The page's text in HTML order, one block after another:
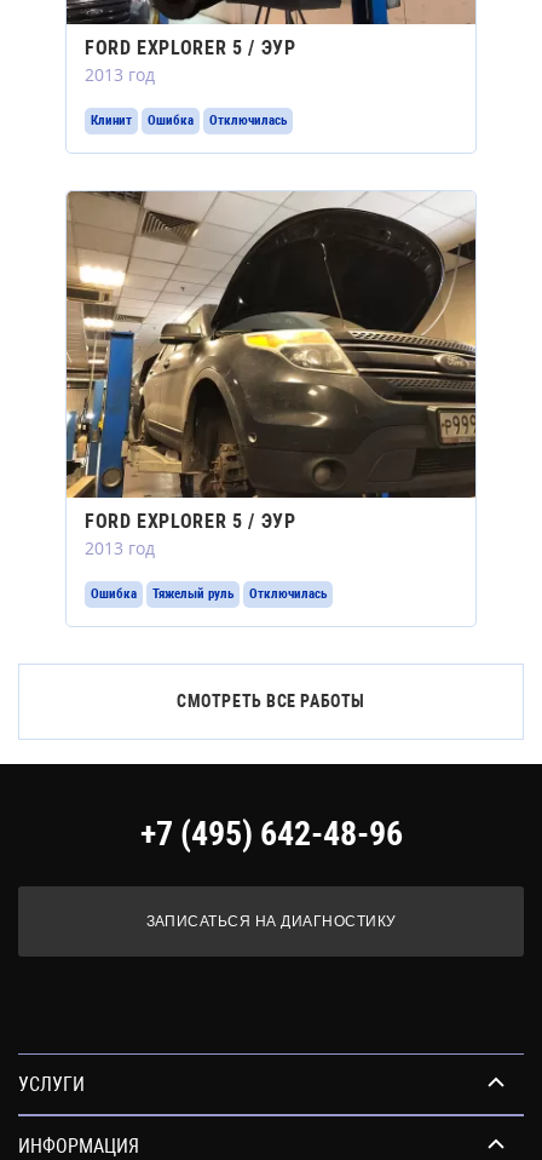
FORD EXPLORER 5 / ЭУР
2013 год
Клинит Ошибка Отключилась
FORD EXPLORER 5 / ЭУР
2013 год
Ошибка Тяжелый руль Отключилась
СМОТРЕТЬ ВСЕ РАБОТЫ
+7 (495) 642-48-96
ЗАПИСАТЬСЯ НА ДИАГНОСТИКУ
УСЛУГИ
ИНФОРМАЦИЯ